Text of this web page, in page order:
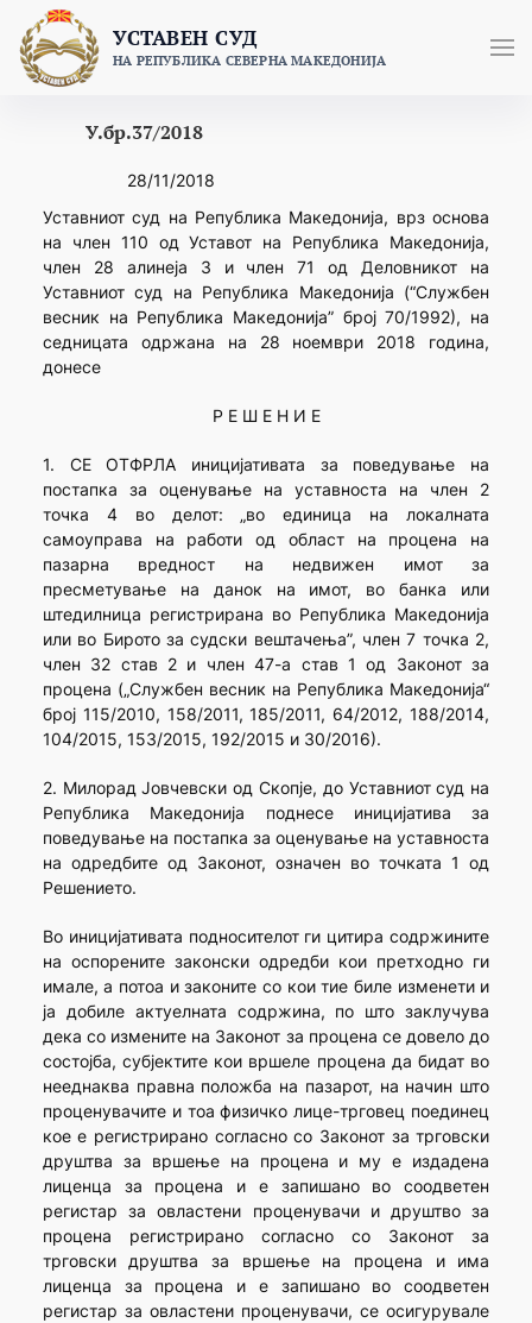
content
УСТАВЕН СУД
НА РЕПУБЛИКА СЕВЕРНА МАКЕДОНИЈА
У.бр.37/2018
28/11/2018
Уставниот суд на Република Македонија, врз основа
на член 110 од Уставот на Република Македонија,
член 28 алинеја 3 и член 71 од Деловникот на
Уставниот суд на Република Македонија (“Службен
весник на Република Македонија” број 70/1992), на
седницата одржана на 28 ноември 2018 година,
донесе
Р Е Ш Е Н И Е
1. СЕ ОТФРЛА иницијативата за поведување на
постапка за оценување на уставноста на член 2
точка 4 во делот: „во единица на локалната
самоуправа на работи од област на процена на
пазарна вредност на недвижен имот за
пресметување на данок на имот, во банка или
штедилница регистрирана во Република Македонија
или во Бирото за судски вештачења”, член 7 точка 2,
член 32 став 2 и член 47-а став 1 од Законот за
процена („Службен весник на Република Македонија“
број 115/2010, 158/2011, 185/2011, 64/2012, 188/2014,
104/2015, 153/2015, 192/2015 и 30/2016).
2. Милорад Јовчевски од Скопје, до Уставниот суд на
Република Македонија поднесе иницијатива за
поведување на постапка за оценување на уставноста
на одредбите од Законот, означен во точката 1 од
Решението.
Во иницијативата подносителот ги цитира содржините
на оспорените законски одредби кои претходно ги
имале, а потоа и законите со кои тие биле изменети и
ја добиле актуелната содржина, по што заклучува
дека со измените на Законот за процена се довело до
состојба, субјектите кои вршеле процена да бидат во
нееднаква правна положба на пазарот, на начин што
проценувачите и тоа физичко лице-трговец поединец
кое е регистрирано согласно со Законот за трговски
друштва за вршење на процена и му е издадена
лиценца за процена и е запишано во соодветен
регистар за овластени проценувачи и друштво за
процена регистрирано согласно со Законот за
трговски друштва за вршење на процена и има
лиценца за процена и е запишано во соодветен
регистар за овластени проценувачи, се осигурувале